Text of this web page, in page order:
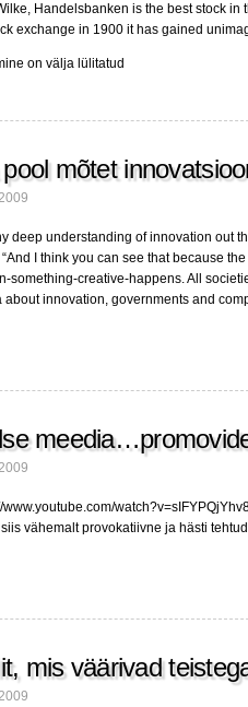
Handelsbanken is the best stock in
exchange in 1900 it has gained
on välja lülitatud
mõtet
deep understanding of innovation out
“And I think you can see that because
something-creative-happens. All
about innovation, governments and
www.youtube.com/
vähemalt provokatiivne ja hästi
mis väärivad